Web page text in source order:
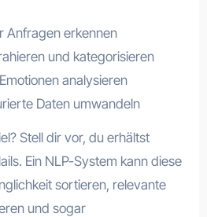
Anfragen erkennen
und kategorisieren
analysieren
Daten umwandeln
Stell dir vor, du erhältst
Ein NLP-System kann diese
sortieren, relevante
und sogar